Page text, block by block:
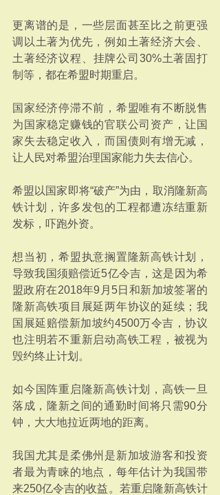
更离谱的是，一些层面甚至比之前更强
调以土著为优先，例如土著经济大会、
土著经济议程、挂牌公司30%土著固打
制等，都在希盟时期重启。
国家经济停滞不前，希盟唯有不断脱售
为国家稳定赚钱的官联公司资产，让国
家失去稳定收入，而国债则有增无减，
让人民对希盟治理国家能力失去信心。
希盟以国家即将“破产”为由，取消隆新高
铁计划，许多发包的工程都遭冻结重新
发标，吓跑外资。
想当初，希盟执意搁置隆新高铁计划，
导致我国须赔偿近5亿令吉，这是因为希
盟政府在2018年9月5日和新加坡签署的
隆新高铁项目展延两年协议的延续；我
国展延赔偿新加坡约4500万令吉，协议
也注明若不重新启动高铁工程，被视为
毁约终止计划。
如今国阵重启隆新高铁计划，高铁一旦
落成，隆新之间的通勤时间将只需90分
钟，大大地拉近两地的距离。
我国尤其是柔佛州是新加坡游客和投资
者最为青睐的地点，每年估计为我国带
来250亿令吉的收益。若重启隆新高铁计